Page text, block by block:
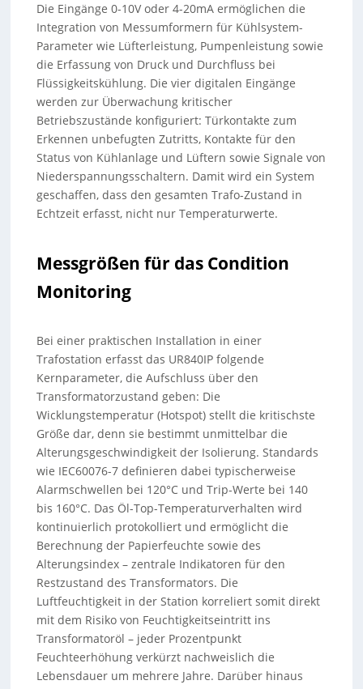
Die Eingänge 0-10V oder 4-20mA ermöglichen die
Integration von Messumformern für Kühlsystem-
Parameter wie Lüfterleistung, Pumpenleistung sowie
die Erfassung von Druck und Durchfluss bei
Flüssigkeitskühlung. Die vier digitalen Eingänge
werden zur Überwachung kritischer
Betriebszustände konfiguriert: Türkontakte zum
Erkennen unbefugten Zutritts, Kontakte für den
Status von Kühlanlage und Lüftern sowie Signale von
Niederspannungsschaltern. Damit wird ein System
geschaffen, dass den gesamten Trafo-Zustand in
Echtzeit erfasst, nicht nur Temperaturwerte.
Messgrößen für das Condition
Monitoring
Bei einer praktischen Installation in einer
Trafostation erfasst das UR840IP folgende
Kernparameter, die Aufschluss über den
Transformatorzustand geben: Die
Wicklungstemperatur (Hotspot) stellt die kritischste
Größe dar, denn sie bestimmt unmittelbar die
Alterungsgeschwindigkeit der Isolierung. Standards
wie IEC60076-7 definieren dabei typischerweise
Alarmschwellen bei 120°C und Trip-Werte bei 140
bis 160°C. Das Öl-Top-Temperaturverhalten wird
kontinuierlich protokolliert und ermöglicht die
Berechnung der Papierfeuchte sowie des
Alterungsindex – zentrale Indikatoren für den
Restzustand des Transformators. Die
Luftfeuchtigkeit in der Station korreliert somit direkt
mit dem Risiko von Feuchtigkeitseintritt ins
Transformatoröl – jeder Prozentpunkt
Feuchteerhöhung verkürzt nachweislich die
Lebensdauer um mehrere Jahre. Darüber hinaus